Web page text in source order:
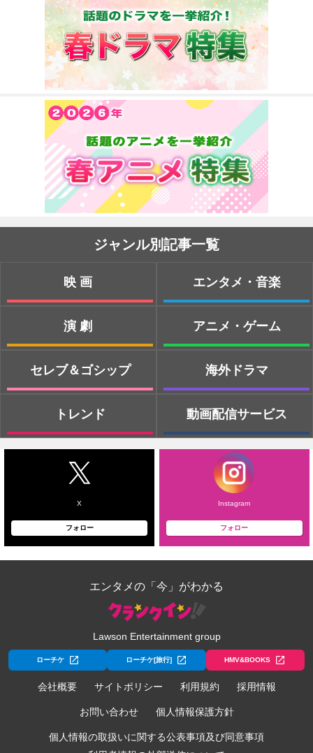
ジャンル別記事一覧
映画
演劇
セレブ＆ゴシップ
トレンド
エンタメ・音楽
アニメ・ゲーム
海外ドラマ
動画配信サービス
X
フォロー
Instagram
フォロー
エンタメの「今」がわかる
Lawson Entertainment group
ローチケ ローチケ[旅行] HMV&BOOKS
会社概要 サイトポリシー 利用規約 採用情報
お問い合わせ 個人情報保護方針
個人情報の取扱いに関する公表事項及び同意事項